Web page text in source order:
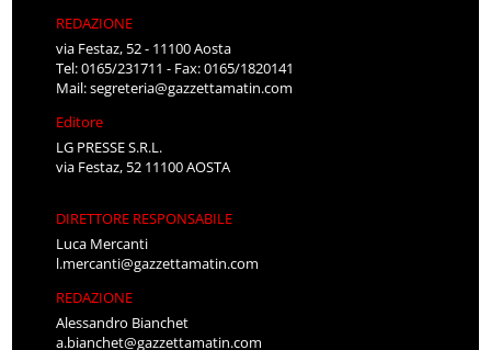
REDAZIONE
via Festaz, 52 - 11100 Aosta
Tel: 0165/231711 - Fax: 0165/1820141
Mail:segreteria@gazzettamatin.com
Editore
LG PRESSE S.R.L.
via Festaz, 52 11100 AOSTA
DIRETTORE RESPONSABILE
Luca Mercanti
l.mercanti@gazzettamatin.com
REDAZIONE
Alessandro Bianchet
a.bianchet@gazzettamatin.com